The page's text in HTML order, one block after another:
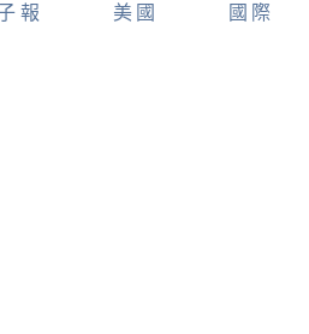
報 美國 國際